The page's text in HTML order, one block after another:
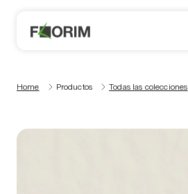
Home Productos Todas las colecciones